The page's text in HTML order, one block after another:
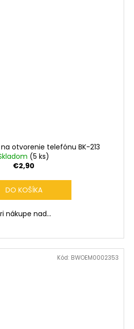
otvorenie telefónu BK-213
(5 ks)
€2,90
DO KOŠÍKA
nákupe nad...
Kód: BWOEM0002353